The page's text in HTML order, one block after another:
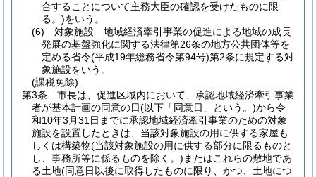
合することについて主務大臣の確認を受けたものに限
る。)をいう。
(6)
対象施設 地域経済牽引事業の促進による地域の成長
発展の基盤強化に関する法律第26条の地方公共団体等を
定める省令(平成19年総務省令第94号)第2条に規定する対
象施設をいう。
(課税免除)
第3条
市長は、促進区域内において、承認地域経済牽引事業
者が基本計画の同意の日(以下「同意日」という。)から令
和10年3月31日までに承認地域経済牽引事業のための対象
施設を設置したときは、当該対象施設の用に供する家屋も
しくは構築物(当該対象施設の用に供する部分に限るものと
し、事務所等に係るものを除く。) またはこれらの敷地であ
る土地(同意日以後に取得したものに限り、かつ、土地につ